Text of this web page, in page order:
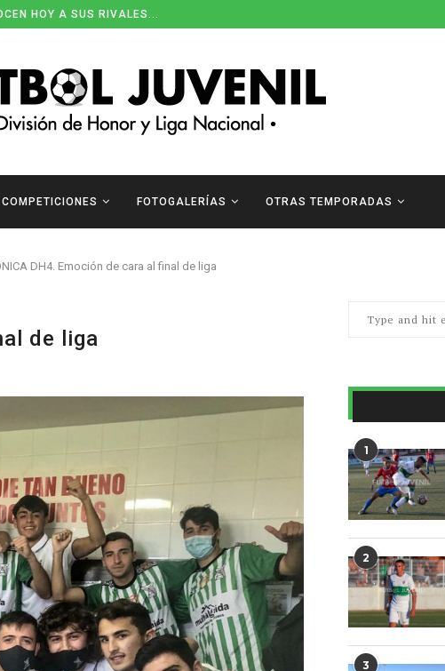
DIVISIÓN DE HONOR
FOTOGALERÍAS OTRAS TEMPORADAS
DH4. Emoción de cara al final de liga
de liga
1
2
3